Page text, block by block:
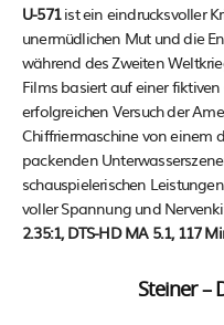
U-571ist ein eindrucksvoller
unermüdlichen Mut und die
während des Zweiten
Films basiert auf einer
erfolgreichen Versuch der
Chiffriermaschine von einem
packenden
schauspielerischen
voller Spannung und
2.35:1, DTS-HD MA 5.1, 117
Steiner –